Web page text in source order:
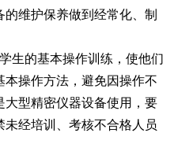
维护保养做到经常化、制
生的基本操作训练，使他们
操作方法，避免因操作不
大型精密仪器设备使用，要
经培训、考核不合格人员